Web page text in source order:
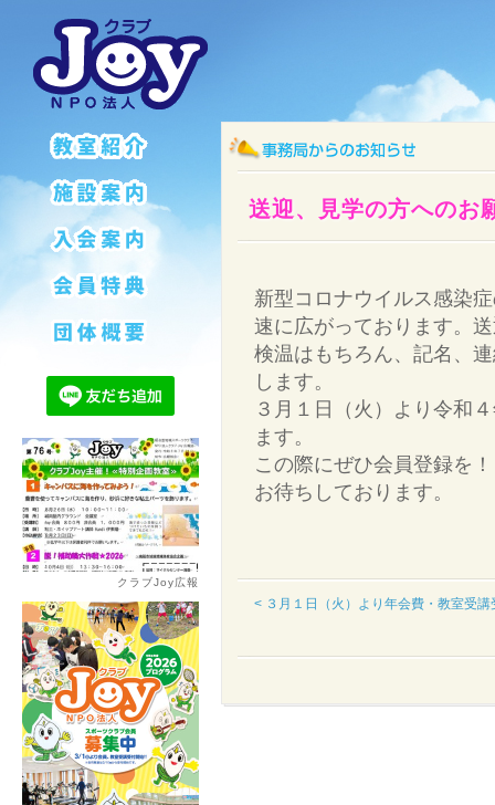
送迎、見学の方へのお
新型コロナウイルス感染
速に広がっております。
検温はもちろん、記名、
します。
３月１日（火）より令和
ます。
この際にぜひ会員登録を
お待ちしております。
< ３月１日（火）より年会費・
クラブJoy広報